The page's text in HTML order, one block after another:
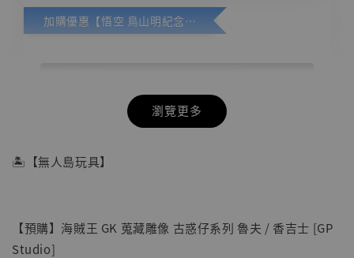
加購優惠【悟空 鳥山明紀念款 [奇蹟工作室]】
瀏覽更多
🏝【無人島玩具】
【預購】海賊王 GK 蒐藏雕像 古惑仔系列 魯夫 / 香吉士 [GP
Studio]